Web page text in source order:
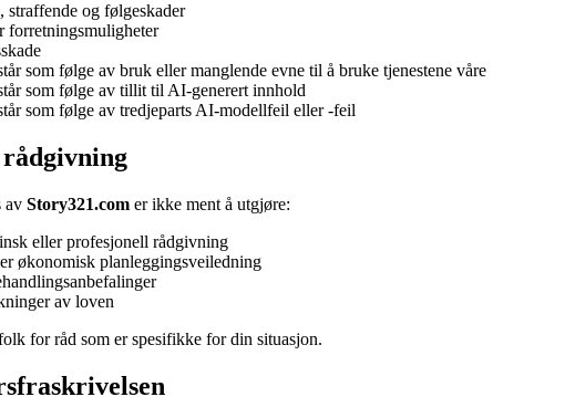
og følgeskader
forretningsmuligheter
som følge av bruk eller manglende evne til å bruke tjenestene våre
som følge av tillit til AI-generert innhold
som følge av tredjeparts AI-modellfeil eller -feil
av Story321.com er ikke ment å utgjøre:
eller profesjonell rådgivning
økonomisk planleggingsveiledning
av loven
for råd som er spesifikke for din situasjon.